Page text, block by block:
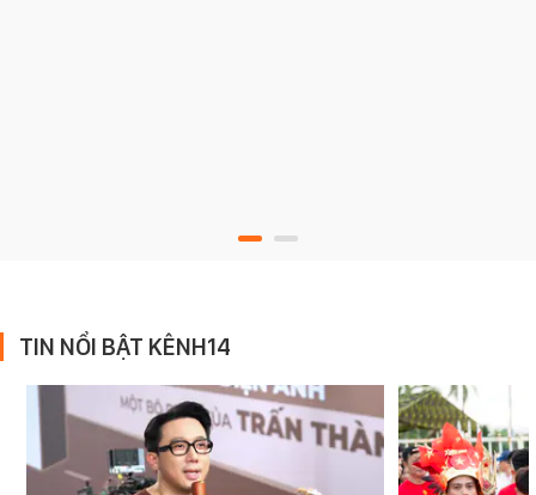
TIN NỔI BẬT KÊNH14